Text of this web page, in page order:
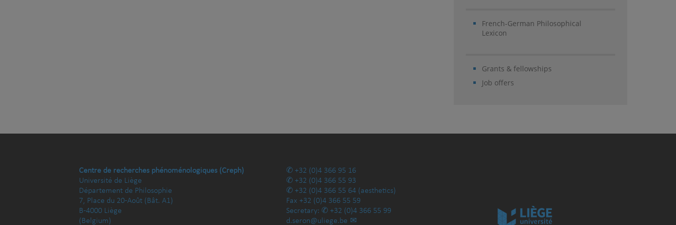
French-German Philosophical
Lexicon
Grants & fellowships
Job offers
Centre de recherches phénoménologiques (Creph)
Université de Liège
Département de Philosophie
7, Place du 20-Août (Bât. A1)
B-4000 Liège
(Belgium)
+32 (0)4 366 95 16
+32 (0)4 366 55 93
+32 (0)4 366 55 64 (aesthetics)
Fax +32 (0)4 366 55 59
Secretary:
+32 (0)4 366 55 99
d.seron@uliege.be